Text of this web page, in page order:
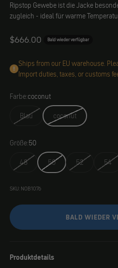
Ripstop Gewebe ist die Jacke
zugleich - ideal für warme
Angebot
$666.00 Bald wieder verfügbar
Ships from our EU warehouse.
Import duties, taxes, or customs
Farbe:coconut
Blau
coconut
Größe:50
48
50 52 54
SKU: NOB1076
BALD WIEDER
Produktdetails